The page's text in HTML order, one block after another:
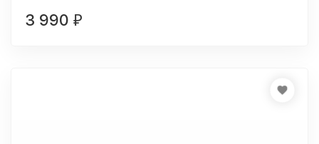
3 990 ₽